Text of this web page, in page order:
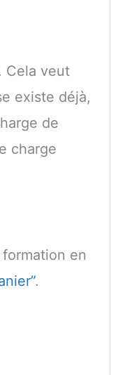
Cela veut
existe déjà,
de
charge
en
.